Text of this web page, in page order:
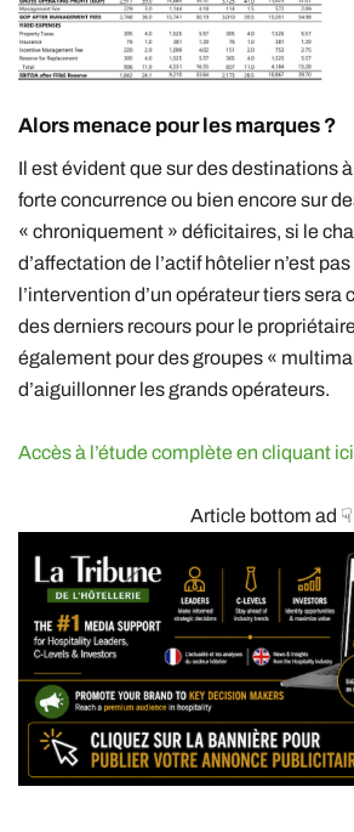
Alors menace pour les marques ?
Il est évident que sur des destinations
forte concurrence ou bien encore sur
« chroniquement » déficitaires, si le
d’affectation de l’actif hôtelier n’est
l’intervention d’un opérateur tiers sera
des derniers recours pour le
également pour des groupes «
d’aiguillonner les grands opérateurs.
Accès à l’étude complète en cliquant ici
Article bottom ad ☟